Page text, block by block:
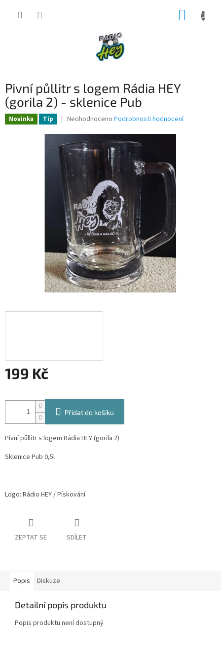
Pivní půllitr s logem Rádia HEY
(gorila 2) - sklenice Pub
Novinka Tip
Průměrné
produktu
je
0,0
z
5
hvězdiček.
Neohodnoceno Podrobnosti hodnocení
199 Kč
cena:
Přidat do košíku
Pivní půllitr s logem Rádia HEY (gorila 2)
Sklenice Pub 0,5l
Logo: Rádio HEY / Pískování
ZEPTAT SE SDÍLET
Popis Diskuze
Detailní popis produktu
Popis produktu není dostupný